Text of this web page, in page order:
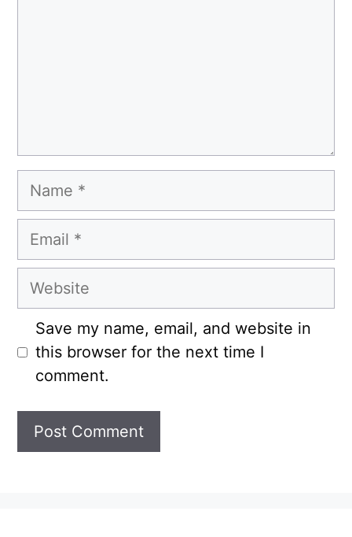
Name
Email
Website
Save my name, email, and website in
this browser for the next time I
comment.